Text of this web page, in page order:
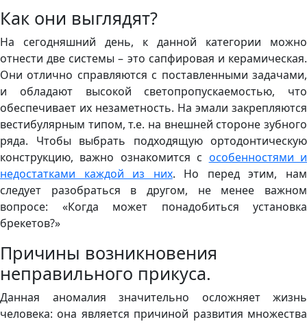
Как они выглядят?
На сегодняшний день, к данной категории можно
отнести две системы – это сапфировая и керамическая.
Они отлично справляются с поставленными задачами,
и обладают высокой светопропускаемостью, что
обеспечивает их незаметность. На эмали закрепляются
вестибулярным типом, т.е. на внешней стороне зубного
ряда. Чтобы выбрать подходящую ортодонтическую
конструкцию, важно ознакомится с особенностями и
недостатками каждой из них. Но перед этим, нам
следует разобраться в другом, не менее важном
вопросе: «Когда может понадобиться установка
брекетов?»
Причины возникновения
неправильного прикуса.
Данная аномалия значительно осложняет жизнь
человека: она является причиной развития множества